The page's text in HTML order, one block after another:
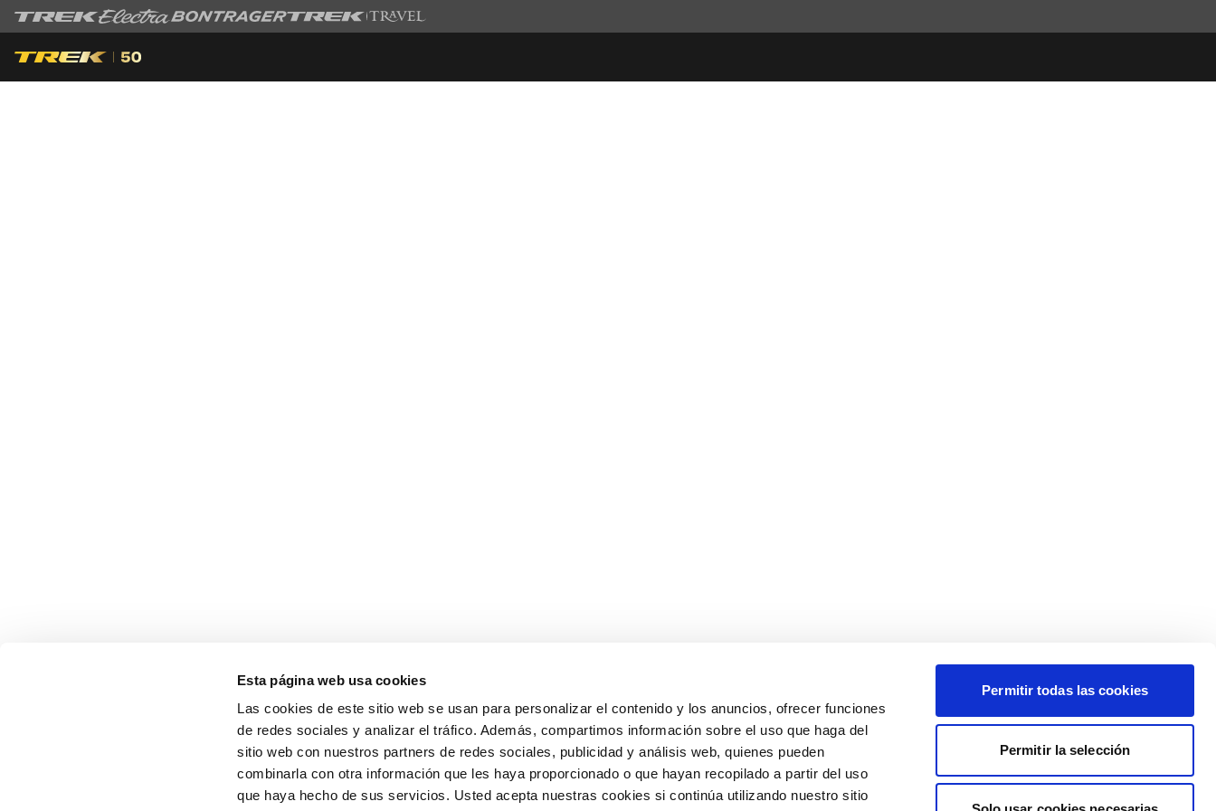
Esta página web usa cookies
Las cookies de este sitio web se usan para personalizar el contenido y los anuncios, ofrecer funciones
de redes sociales y analizar el tráfico. Además, compartimos información sobre el uso que haga del
sitio web con nuestros partners de redes sociales, publicidad y análisis web, quienes pueden
combinarla con otra información que les haya proporcionado o que hayan recopilado a partir del uso
que haya hecho de sus servicios. Usted acepta nuestras cookies si continúa utilizando nuestro sitio
Permitir todas las cookies
Permitir la selección